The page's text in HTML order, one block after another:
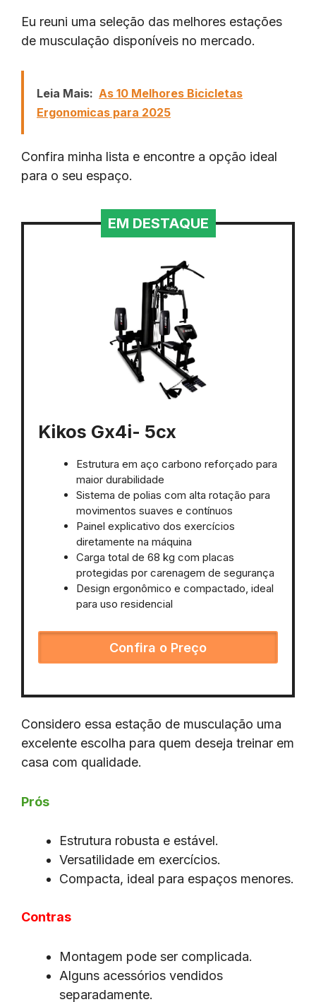
Eu reuni uma seleção das melhores estações
de musculação disponíveis no mercado.
Leia Mais: As 10 Melhores Bicicletas
Ergonomicas para 2025
Confira minha lista e encontre a opção ideal
para o seu espaço.
EM DESTAQUE
Kikos Gx4i- 5cx
Estrutura em aço carbono reforçado para
maior durabilidade
Sistema de polias com alta rotação para
movimentos suaves e contínuos
Painel explicativo dos exercícios
diretamente na máquina
Carga total de 68 kg com placas
protegidas por carenagem de segurança
Design ergonômico e compactado, ideal
para uso residencial
Confira o Preço
Considero essa estação de musculação uma
excelente escolha para quem deseja treinar em
casa com qualidade.
Prós
Estrutura robusta e estável.
Versatilidade em exercícios.
Compacta, ideal para espaços menores.
Contras
Montagem pode ser complicada.
Alguns acessórios vendidos
separadamente.